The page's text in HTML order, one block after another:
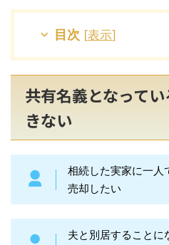
目次 [表示]
共有名義となって
きない
相続した実家に一人
売却したい
夫と別居することに